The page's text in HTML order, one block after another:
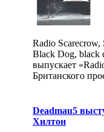
Radio Scarecrow,
Black Dog, black
выпускает
Британского
Deadmau5
Хилтон